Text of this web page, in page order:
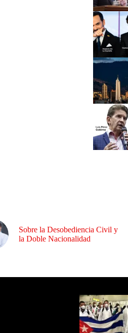
Sobre la Desobediencia Civil y
la Doble Nacionalidad